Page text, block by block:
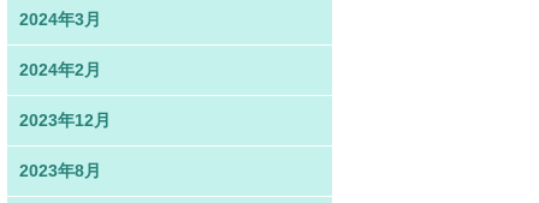
2024年3月
2024年2月
2023年12月
2023年8月